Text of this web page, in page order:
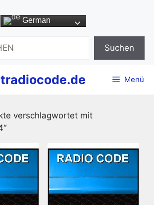
German
Suchen
Menü
verschlagwortet mit